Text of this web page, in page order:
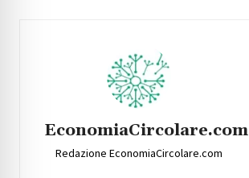
EconomiaCircolare.com
Redazione EconomiaCircolare.com